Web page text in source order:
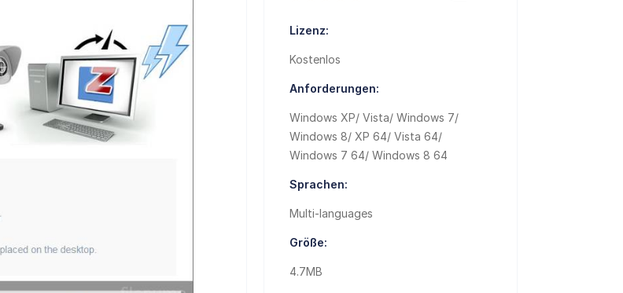
Lizenz:
Kostenlos
Anforderungen:
Windows XP/ Vista/ Windows 7/
Windows 8/ XP 64/ Vista 64/
Windows 7 64/ Windows 8 64
Sprachen:
Multi-languages
Größe:
4.7MB